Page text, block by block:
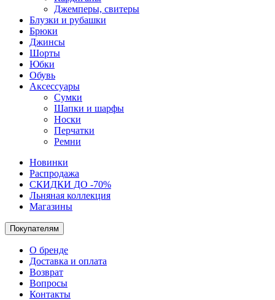
Джемперы, свитеры
Блузки и рубашки
Брюки
Джинсы
Шорты
Юбки
Обувь
Аксессуары
Сумки
Шапки и шарфы
Носки
Перчатки
Ремни
Новинки
Распродажа
СКИДКИ ДО -70%
Льняная коллекция
Магазины
Покупателям
О бренде
Доставка и оплата
Возврат
Вопросы
Контакты